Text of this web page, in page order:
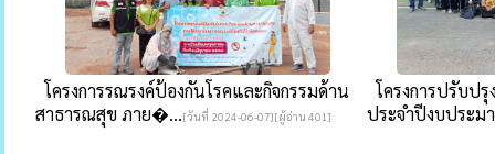
โครงการรณรงค์ป้องกันโรคและกิจกรรมด้าน
สาธารณสุข ภาย�...[วันที่ 2024-06-07][ผู้อ่าน 401]
โครงการปรับป
ประจำปีงบประม